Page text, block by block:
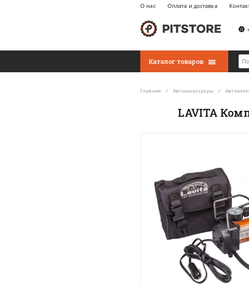
О нас Оплата и доставка
Каталог товаров
Главная Автоаксессуары
LAVITA